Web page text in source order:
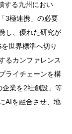
する九州におい
3極連携」の必要
し、優れた研究が
世界標準へ切り
るカンファレンス
ライチェーンを構
業を2社創設」等
AIを融合させ、地